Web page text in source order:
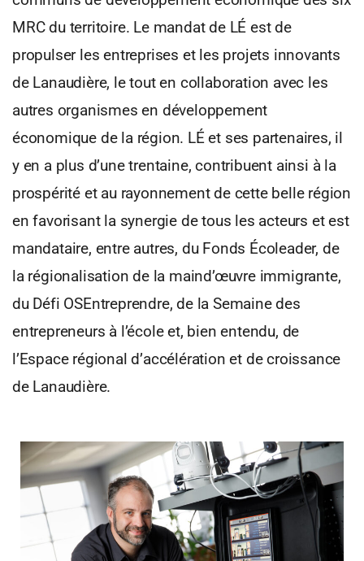
MRC du territoire. Le mandat de LÉ est de
propulser les entreprises et les projets innovants
de Lanaudière, le tout en collaboration avec les
autres organismes en développement
économique de la région. LÉ et ses partenaires, il
y en a plus d’une trentaine, contribuent ainsi à la
prospérité et au rayonnement de cette belle région
en favorisant la synergie de tous les acteurs et est
mandataire, entre autres, du Fonds Écoleader, de
la régionalisation de la maind’œuvre immigrante,
du Défi OSEntreprendre, de la Semaine des
entrepreneurs à l’école et, bien entendu, de
l’Espace régional d’accélération et de croissance
de Lanaudière.